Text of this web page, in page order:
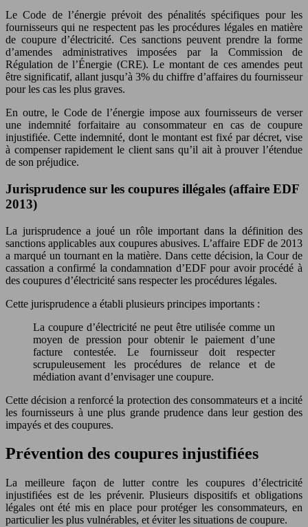
Le Code de l’énergie prévoit des pénalités spécifiques pour les
fournisseurs qui ne respectent pas les procédures légales en matière
de coupure d’électricité. Ces sanctions peuvent prendre la forme
d’amendes administratives imposées par la Commission de
Régulation de l’Énergie (CRE). Le montant de ces amendes peut
être significatif, allant jusqu’à 3% du chiffre d’affaires du fournisseur
pour les cas les plus graves.
En outre, le Code de l’énergie impose aux fournisseurs de verser
une indemnité forfaitaire au consommateur en cas de coupure
injustifiée. Cette indemnité, dont le montant est fixé par décret, vise
à compenser rapidement le client sans qu’il ait à prouver l’étendue
de son préjudice.
Jurisprudence sur les coupures illégales (affaire EDF
2013)
La jurisprudence a joué un rôle important dans la définition des
sanctions applicables aux coupures abusives. L’affaire EDF de 2013
a marqué un tournant en la matière. Dans cette décision, la Cour de
cassation a confirmé la condamnation d’EDF pour avoir procédé à
des coupures d’électricité sans respecter les procédures légales.
Cette jurisprudence a établi plusieurs principes importants :
La coupure d’électricité ne peut être utilisée comme un
moyen de pression pour obtenir le paiement d’une
facture contestée. Le fournisseur doit respecter
scrupuleusement les procédures de relance et de
médiation avant d’envisager une coupure.
Cette décision a renforcé la protection des consommateurs et a incité
les fournisseurs à une plus grande prudence dans leur gestion des
impayés et des coupures.
Prévention des coupures injustifiées
La meilleure façon de lutter contre les coupures d’électricité
injustifiées est de les prévenir. Plusieurs dispositifs et obligations
légales ont été mis en place pour protéger les consommateurs, en
particulier les plus vulnérables, et éviter les situations de coupure.